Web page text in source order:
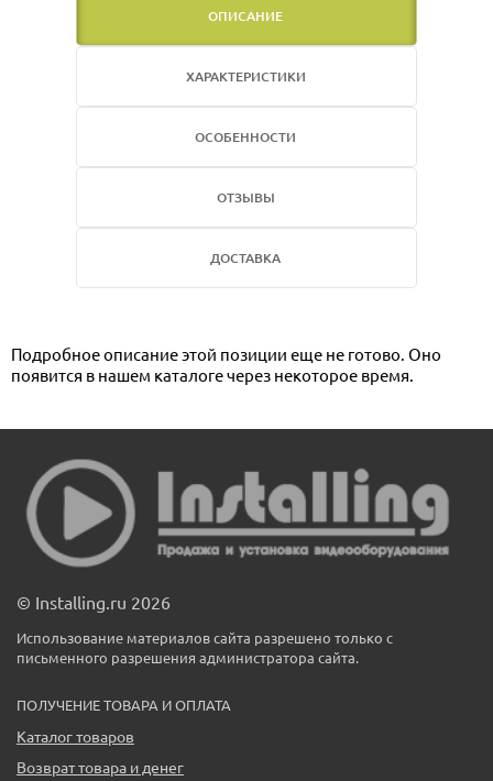
ОПИСАНИЕ
ХАРАКТЕРИСТИКИ
ОСОБЕННОСТИ
ОТЗЫВЫ
ДОСТАВКА
Подробное описание этой позиции еще не готово. Оно
появится в нашем каталоге через некоторое время.
© Installing.ru 2026
Использование материалов сайта разрешено только с
письменного разрешения администратора сайта.
ПОЛУЧЕНИЕ ТОВАРА И ОПЛАТА
Каталог товаров
Возврат товара и денег